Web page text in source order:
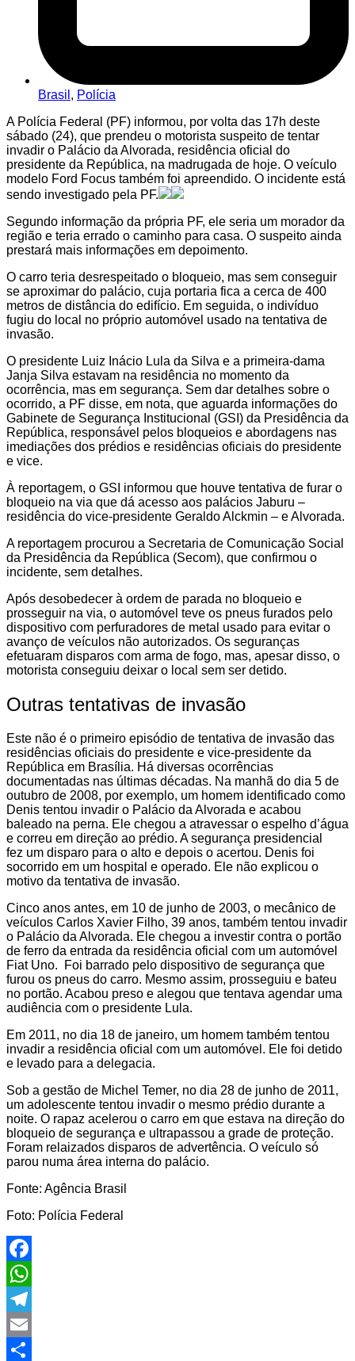
Brasil , Polícia
A Polícia Federal (PF) informou, por volta das 17h deste
sábado (24), que prendeu o motorista suspeito de tentar
invadir o Palácio da Alvorada, residência oficial do
presidente da República, na madrugada de hoje. O veículo
modelo Ford Focus também foi apreendido. O incidente está
sendo investigado pela PF.
Segundo informação da própria PF, ele seria um morador da
região e teria errado o caminho para casa. O suspeito ainda
prestará mais informações em depoimento.
O carro teria desrespeitado o bloqueio, mas sem conseguir
se aproximar do palácio, cuja portaria fica a cerca de 400
metros de distância do edifício. Em seguida, o indivíduo
fugiu do local no próprio automóvel usado na tentativa de
invasão.
O presidente Luiz Inácio Lula da Silva e a primeira-dama
Janja Silva estavam na residência no momento da
ocorrência, mas em segurança. Sem dar detalhes sobre o
ocorrido, a PF disse, em nota, que aguarda informações do
Gabinete de Segurança Institucional (GSI) da Presidência da
República, responsável pelos bloqueios e abordagens nas
imediações dos prédios e residências oficiais do presidente
e vice.
À reportagem, o GSI informou que houve tentativa de furar o
bloqueio na via que dá acesso aos palácios Jaburu –
residência do vice-presidente Geraldo Alckmin – e Alvorada.
A reportagem procurou a Secretaria de Comunicação Social
da Presidência da República (Secom), que confirmou o
incidente, sem detalhes.
Após desobedecer à ordem de parada no bloqueio e
prosseguir na via, o automóvel teve os pneus furados pelo
dispositivo com perfuradores de metal usado para evitar o
avanço de veículos não autorizados. Os seguranças
efetuaram disparos com arma de fogo, mas, apesar disso, o
motorista conseguiu deixar o local sem ser detido.
Outras tentativas de invasão
Este não é o primeiro episódio de tentativa de invasão das
residências oficiais do presidente e vice-presidente da
República em Brasília. Há diversas ocorrências
documentadas nas últimas décadas. Na manhã do dia 5 de
outubro de 2008, por exemplo, um homem identificado como
Denis tentou invadir o Palácio da Alvorada e acabou
baleado na perna. Ele chegou a atravessar o espelho d’água
e correu em direção ao prédio. A segurança presidencial
fez um disparo para o alto e depois o acertou. Denis foi
socorrido em um hospital e operado. Ele não explicou o
motivo da tentativa de invasão.
Cinco anos antes, em 10 de junho de 2003, o mecânico de
veículos Carlos Xavier Filho, 39 anos, também tentou invadir
o Palácio da Alvorada. Ele chegou a investir contra o portão
de ferro da entrada da residência oficial com um automóvel
Fiat Uno. Foi barrado pelo dispositivo de segurança que
furou os pneus do carro. Mesmo assim, prosseguiu e bateu
no portão. Acabou preso e alegou que tentava agendar uma
audiência com o presidente Lula.
Em 2011, no dia 18 de janeiro, um homem também tentou
invadir a residência oficial com um automóvel. Ele foi detido
e levado para a delegacia.
Sob a gestão de Michel Temer, no dia 28 de junho de 2011,
um adolescente tentou invadir o mesmo prédio durante a
noite. O rapaz acelerou o carro em que estava na direção do
bloqueio de segurança e ultrapassou a grade de proteção.
Foram relaizados disparos de advertência. O veículo só
parou numa área interna do palácio.
Fonte: Agência Brasil
Foto: Polícia Federal
Facebook
WhatsApp
Telegram
Email